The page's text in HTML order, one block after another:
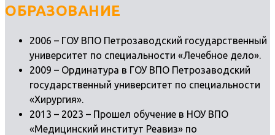
ОБРАЗОВАНИЕ
2006 – ГОУ ВПО Петрозаводский государственный
университет по специальности «Лечебное дело».
2009 – Ординатура в ГОУ ВПО Петрозаводский
государственный университет по специальности
«Хирургия».
2013 – 2023 – Прошел обучение в НОУ ВПО
«Медицинский институт Реавиз» по